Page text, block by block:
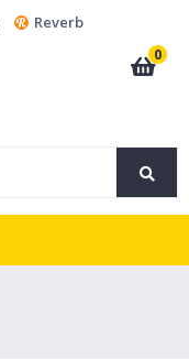
Reverb
0